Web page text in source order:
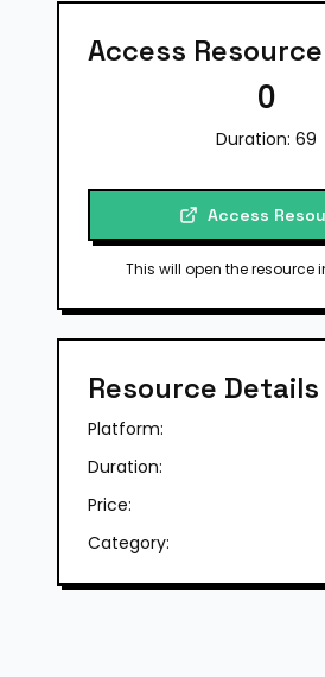
Access Resource
0
Duration: 69
Access
This will open the resource
Resource Details
Platform:
Duration:
Price:
Category: